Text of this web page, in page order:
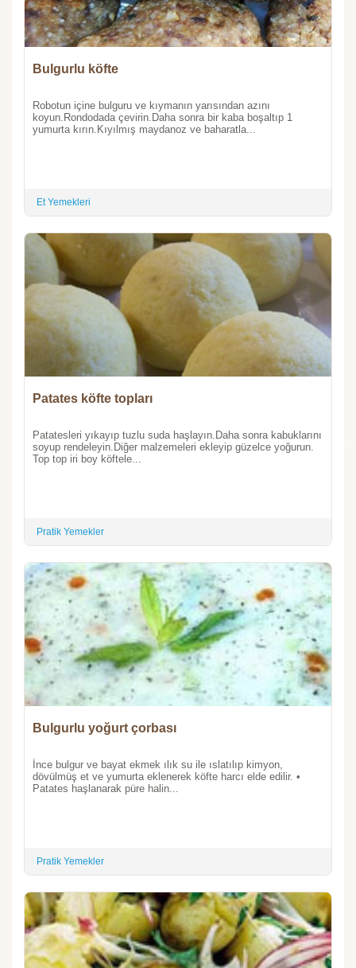
Bulgurlu köfte
Robotun içine bulguru ve kıymanın yarısından azını
koyun.Rondodada çevirin.Daha sonra bir kaba boşaltıp 1
yumurta kırın.Kıyılmış maydanoz ve baharatla...
Et Yemekleri
Patates köfte topları
Patatesleri yıkayıp tuzlu suda haşlayın.Daha sonra kabuklarını
soyup rendeleyin.Diğer malzemeleri ekleyip güzelce yoğurun.
Top top iri boy köftele...
Pratik Yemekler
Bulgurlu yoğurt çorbası
İnce bulgur ve bayat ekmek ılık su ile ıslatılıp kimyon,
dövülmüş et ve yumurta eklenerek köfte harcı elde edilir. •
Patates haşlanarak püre halin...
Pratik Yemekler